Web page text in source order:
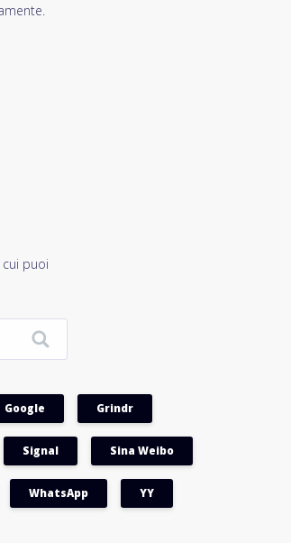
puoi
Google Grindr
Signal Sina Weibo
WhatsApp YY